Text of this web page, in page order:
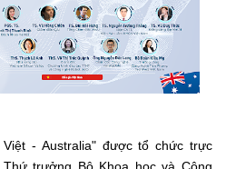
- Australia" được tổ chức trực